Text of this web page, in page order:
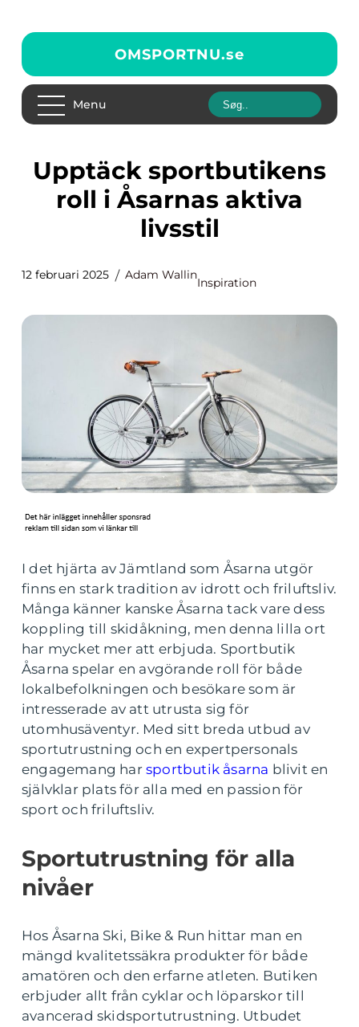
OMSPORTNU.se
Menu
Upptäck sportbutikens
roll i Åsarnas aktiva
livsstil
12 februari 2025 Adam Wallin
Inspiration
I det hjärta av Jämtland som Åsarna utgör
finns en stark tradition av idrott och friluftsliv.
Många känner kanske Åsarna tack vare dess
koppling till skidåkning, men denna lilla ort
har mycket mer att erbjuda. Sportbutik
Åsarna spelar en avgörande roll för både
lokalbefolkningen och besökare som är
intresserade av att utrusta sig för
utomhusäventyr. Med sitt breda utbud av
sportutrustning och en expertpersonals
engagemang har sportbutik åsarna blivit en
självklar plats för alla med en passion för
sport och friluftsliv.
Sportutrustning för alla
nivåer
Hos Åsarna Ski, Bike & Run hittar man en
mängd kvalitetssäkra produkter för både
amatören och den erfarne atleten. Butiken
erbjuder allt från cyklar och löparskor till
avancerad skidsportutrustning. Utbudet